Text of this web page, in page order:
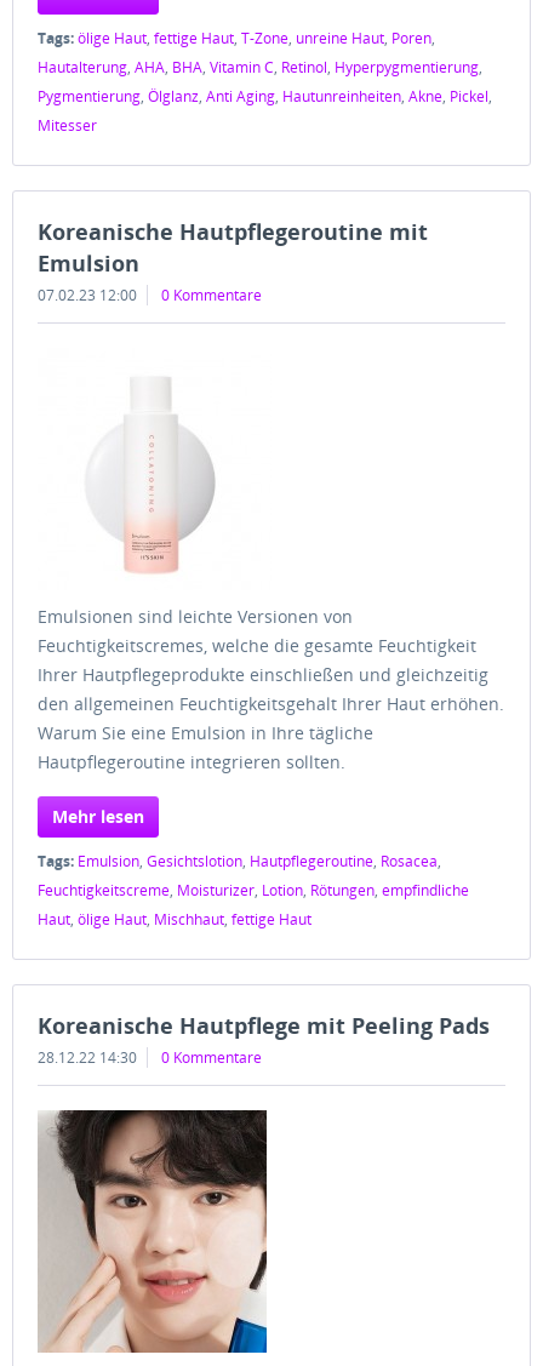
Tags:ölige Haut, fettige Haut, T-Zone, unreine Haut, Poren,
Hautalterung, AHA, BHA, Vitamin C, Retinol, Hyperpygmentierung,
Pygmentierung, Ölglanz, Anti Aging, Hautunreinheiten, Akne, Pickel,
Mitesser
Koreanische Hautpflegeroutine mit
Emulsion
07.02.23 12:00 0 Kommentare
Emulsionen sind leichte Versionen von
Feuchtigkeitscremes, welche die gesamte Feuchtigkeit
Ihrer Hautpflegeprodukte einschließen und gleichzeitig
den allgemeinen Feuchtigkeitsgehalt Ihrer Haut erhöhen.
Warum Sie eine Emulsion in Ihre tägliche
Hautpflegeroutine integrieren sollten.
Mehr lesen
Tags: Emulsion, Gesichtslotion, Hautpflegeroutine, Rosacea,
Feuchtigkeitscreme, Moisturizer, Lotion, Rötungen, empfindliche
Haut, ölige Haut, Mischhaut, fettige Haut
Koreanische Hautpflege mit Peeling Pads
28.12.22 14:30 0 Kommentare